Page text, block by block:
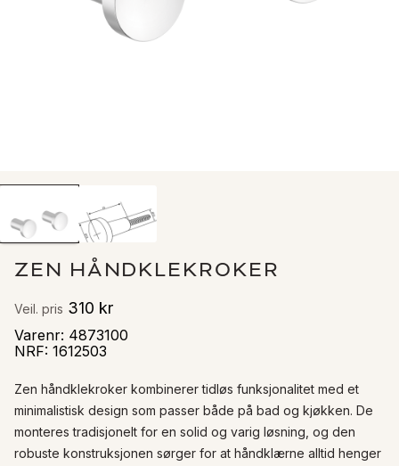
ZEN HÅNDKLEKROKER
Veil. pris 310 kr
Varenr: 4873100
NRF: 1612503
Zen håndklekroker kombinerer tidløs funksjonalitet med et
minimalistisk design som passer både på bad og kjøkken. De
monteres tradisjonelt for en solid og varig løsning, og den
robuste konstruksjonen sørger for at håndklærne alltid henger